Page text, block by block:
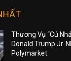
Thương Vụ “Cú
Donald Trump Jr.
Polymarket